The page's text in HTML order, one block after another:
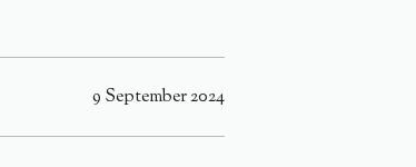
9 September 2024